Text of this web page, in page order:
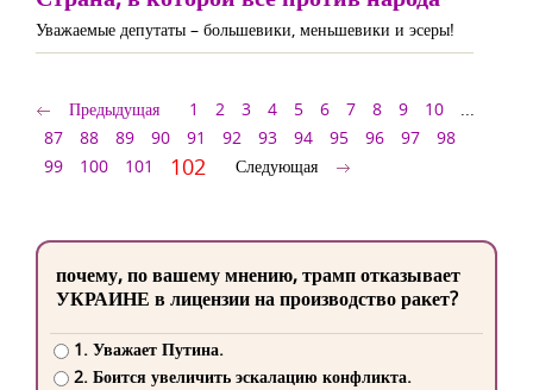
Уважаемые депутаты – большевики, меньшевики и эсеры!
Предыдущая 1 2 3 4 5 6 7 8 9 10
...
87
88 89 90 91 92 93 94 95 96 97
98
99
100 101 102 Следующая
почему, по вашему мнению, трамп отказывает
УКРАИНЕ в лицензии на производство ракет?
1. Уважает Путина.
2. Боится увеличить эскалацию конфликта.